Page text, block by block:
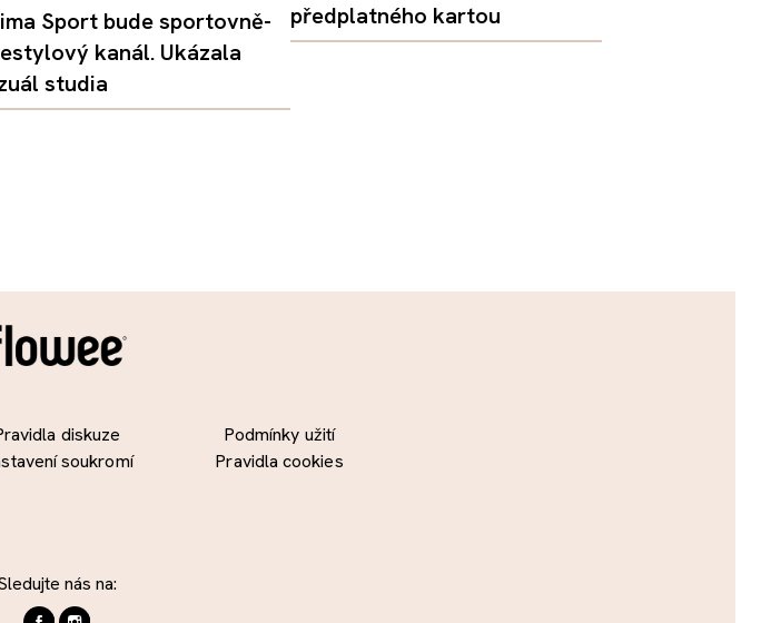
Sport bude sportovně-
kanál. Ukázala
studia
předplatného kartou
diskuze
soukromí
Podmínky užití
Pravidla cookies
nás na: